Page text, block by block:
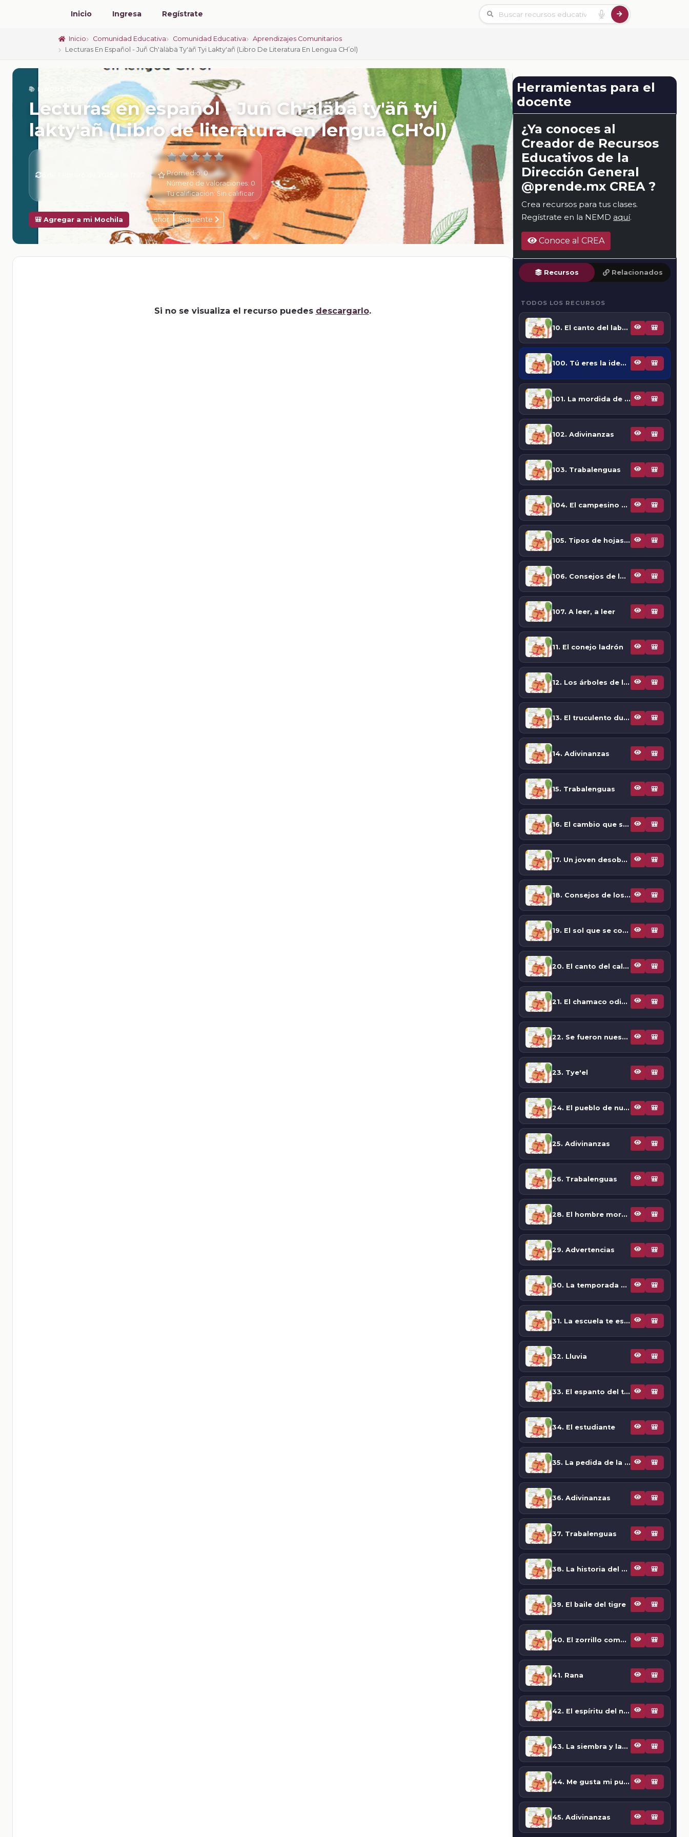
Inicio Ingresa Regístrate
Inicio Comunidad Educativa Comunidad Educativa
Aprendizajes Comunitarios
Lecturas En Español - Juñ Ch'äläbä Ty'äñ Tyi Lakty'añ (Libro De Literatura En Lengua CH’ol)
📚 LIBROS DE TEXTO
Lecturas en español - Juñ Ch'äläbä ty'äñ tyi
lakty'añ (Libro de literatura en lengua CH’ol)
Promedio:0
Número de valoraciones: 0
Tu calificación: Sin calificar
🎒 Agregar a mi Mochila Anterior Siguiente
Si no se visualiza el recurso puedes descargarlo.
Herramientas para el
docente
¿Ya conoces al
Creador de Recursos
Educativos de la
Dirección General
@prende.mx CREA ?
Crea recursos para tus clases.
Regístrate en la NEMD aquí.
Conoce al CREA
Recursos Relacionados
TODOS LOS RECURSOS
10. El canto del labrador 🎒
100. Tú eres la identidad de mi pueblo 🎒
101. La mordida de la tortuga 🎒
102. Adivinanzas 🎒
103. Trabalenguas 🎒
104. El campesino al que se le quemó la cobija 🎒
105. Tipos de hojas de mi comunidad 🎒
106. Consejos de los abuelos 🎒
107. A leer, a leer 🎒
11. El conejo ladrón 🎒
12. Los árboles de la montaña 🎒
13. El truculento duende 🎒
14. Adivinanzas 🎒
15. Trabalenguas 🎒
16. El cambio que sufre nuestro pueblo 🎒
17. Un joven desobediente de sus padres 🎒
18. Consejos de los veteranos 🎒
19. El sol que se convirtió en animales 🎒
20. El canto del calor 🎒
21. El chamaco odiado 🎒
22. Se fueron nuestras riquezas 🎒
23. Tye'el 🎒
24. El pueblo de nuestros ancestros (Descripción de un tatuch, el mayor, el más anciano) 🎒
25. Adivinanzas 🎒
26. Trabalenguas 🎒
28. El hombre mordido por un cangrejo 🎒
29. Advertencias 🎒
30. La temporada de siembra 🎒
31. La escuela te espera 🎒
32. Lluvia 🎒
33. El espanto del tigre 🎒
34. El estudiante 🎒
35. La pedida de la esposa 🎒
36. Adivinanzas 🎒
37. Trabalenguas 🎒
38. La historia del arroyo seco 🎒
39. El baile del tigre 🎒
40. El zorrillo como medicina 🎒
41. Rana 🎒
42. El espíritu del negrito 🎒
43. La siembra y las fases lunares 🎒
44. Me gusta mi pueblo 🎒
45. Adivinanzas 🎒